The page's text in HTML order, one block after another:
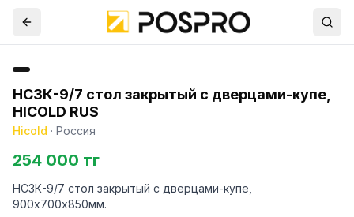
НСЗК-9/7 стол закрытый с дверцами-купе,
HICOLD RUS
Hicold · Россия
254 000 тг
НСЗК-9/7 стол закрытый с дверцами-купе,
900х700х850мм.